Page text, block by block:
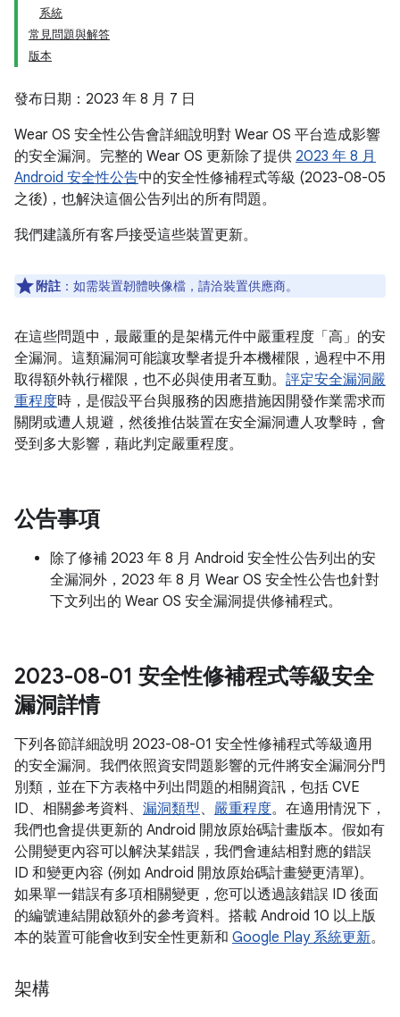
系統
常見問題與解答
版本
發布日期：2023 年 8 月 7 日
Wear OS 安全性公告會詳細說明對 Wear OS 平台造成影響
的安全漏洞。完整的 Wear OS 更新除了提供 2023 年 8 月
Android 安全性公告中的安全性修補程式等級 (2023-08-05
之後)，也解決這個公告列出的所有問題。
我們建議所有客戶接受這些裝置更新。
附註 ：如需裝置韌體映像檔，請洽裝置供應商。
在這些問題中，最嚴重的是架構元件中嚴重程度「高」的安
全漏洞。這類漏洞可能讓攻擊者提升本機權限，過程中不用
取得額外執行權限，也不必與使用者互動。 評定安全漏洞嚴
重程度時，是假設平台與服務的因應措施因開發作業需求而
關閉或遭人規避，然後推估裝置在安全漏洞遭人攻擊時，會
受到多大影響，藉此判定嚴重程度。
公告事項
除了修補 2023 年 8 月 Android 安全性公告列出的安
全漏洞外，2023 年 8 月 Wear OS 安全性公告也針對
下文列出的 Wear OS 安全漏洞提供修補程式。
2023-08-01 安全性修補程式等級安全
漏洞詳情
下列各節詳細說明 2023-08-01 安全性修補程式等級適用
的安全漏洞。我們依照資安問題影響的元件將安全漏洞分門
別類，並在下方表格中列出問題的相關資訊，包括 CVE
ID、相關參考資料、 漏洞類型、 嚴重程度。在適用情況下，
我們也會提供更新的 Android 開放原始碼計畫版本。假如有
公開變更內容可以解決某錯誤，我們會連結相對應的錯誤
ID 和變更內容 (例如 Android 開放原始碼計畫變更清單)。
如果單一錯誤有多項相關變更，您可以透過該錯誤 ID 後面
的編號連結開啟額外的參考資料。搭載 Android 10 以上版
本的裝置可能會收到安全性更新和 Google Play 系統更新。
架構